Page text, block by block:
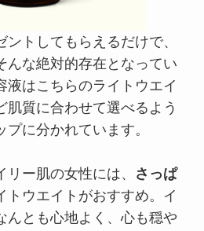
トしてもらえるだけで、
んな絶対的存在となってい
液はこちらのライトウエイ
肌質に合わせて選べるよう
に分かれています。
ー肌の女性には、
さっぱ
トウエイトがおすすめ。イ
んとも心地よく、心も穏や